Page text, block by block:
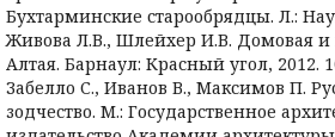
Бухтарминские старообрядцы. Л.:
Живова Л.В., Шлейхер И.В. Домовая и
Алтая. Барнаул: Красный угол, 2012.
Забелло С., Иванов В., Максимов П.
зодчество. М.: Государственное